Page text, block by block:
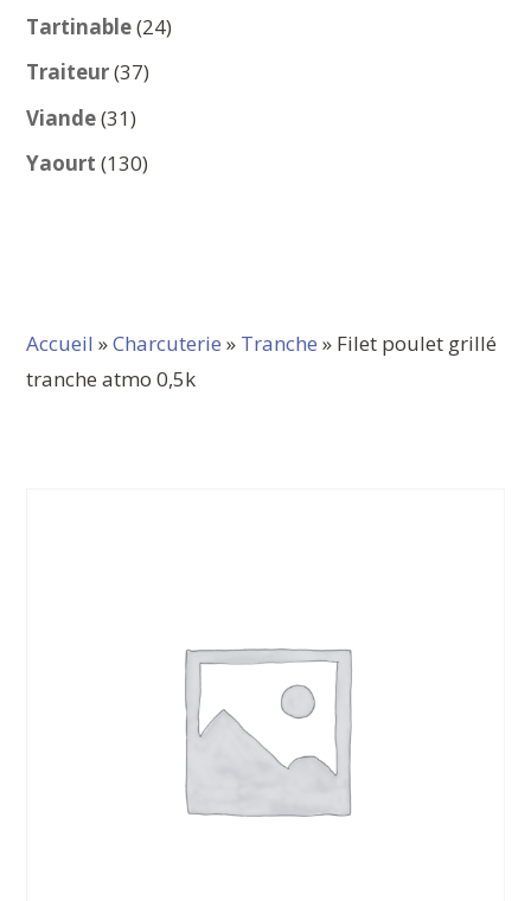
produits
Tartinable 2424
Traiteur 3737
Viande 3131
produits
Yaourt 130130
Accueil »Charcuterie » Tranche » Filet poulet grillé
tranche atmo 0,5k